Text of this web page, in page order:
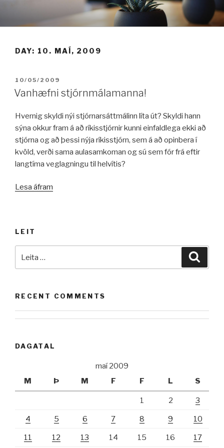
efni
DAY: 10. MAÍ, 2009
BIRT:
10/05/2009
Vanhæfni stjórnmálamanna!
Hvernig skyldi nýi stjórnarsáttmálinn líta út? Skyldi hann
sýna okkur fram á að ríkisstjórnir kunni einfaldlega ekki að
stjórna og að þessi nýja ríkisstjórn, sem á að opinbera í
kvöld, verði sama aulasamkoman og sú sem fór frá eftir
langtíma veglagningu til helvítis?
Lesa áfram
LEIT
að:
RECENT COMMENTS
DAGATAL
maí 2009
M
Þ M F F L S
1 2 3
4 5 6 7 8 9 10
11 12 13 14 15 16 17